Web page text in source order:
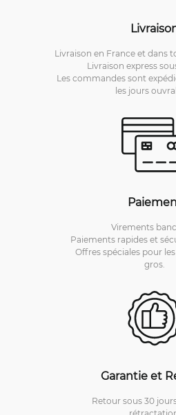
Livraison en France et dans
Livraison express
Les commandes sont
les jours
Virements
Paiements rapides et
Offres spéciales pour
gros.
Garantie et
Retour sous 30